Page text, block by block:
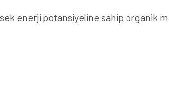
enerji potansiyeline sahip organik